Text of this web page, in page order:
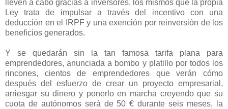
lleven a cabo gracias a inversores, los mismos que la propia
Ley trata de impulsar a través del incentivo con una
deducción en el IRPF y una exención por reinversión de los
beneficios generados.
Y se quedarán sin la tan famosa tarifa plana para
emprendedores, anunciada a bombo y platillo por todos los
rincones, cientos de emprendedores que verán cómo
después del esfuerzo de crear un proyecto empresarial,
arriesgar su dinero y ponerlo en marcha creyendo que su
cuota de autónomos será de 50 € durante seis meses, la